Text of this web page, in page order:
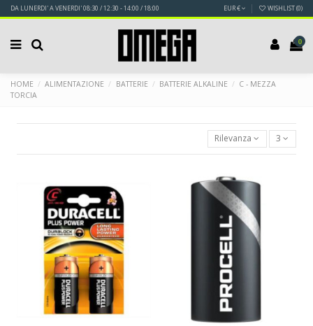
DA LUNERDI' A VENERDI' 08:30 / 12:30 - 14:00 / 18:00 EUR € WISHLIST (0)
0
HOME ALIMENTAZIONE BATTERIE BATTERIE ALKALINE
C - MEZZA
TORCIA
Rilevanza 3